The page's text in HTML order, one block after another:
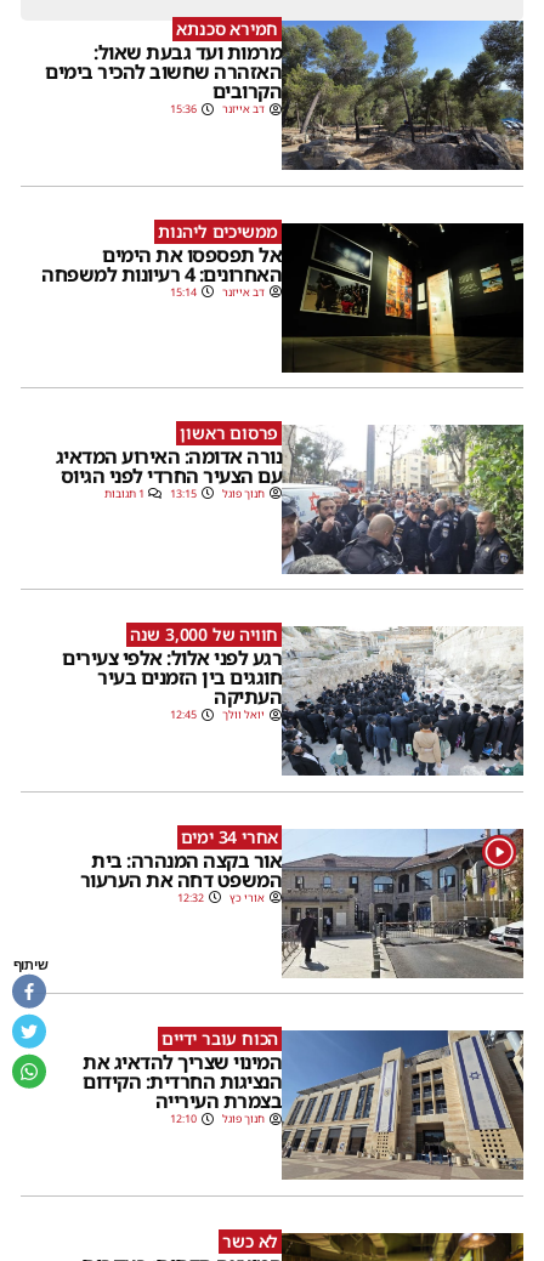
חמירא סכנתא
מרמות ועד גבעת שאול:
האזהרה שחשוב להכיר בימים
הקרובים
דב אייזנר 15:36
ממשיכים ליהנות
אל תפספסו את הימים
האחרונים: 4 רעיונות למשפחה
דב אייזנר 15:14
פרסום ראשון
נורה אדומה: האירוע המדאיג
עם הצעיר החרדי לפני הגיוס
חנוך פוגל 13:15 1 תגובות
חוויה של 3,000 שנה
רגע לפני אלול: אלפי צעירים
חוגגים בין הזמנים בעיר
העתיקה
יואל וולך 12:45
1 אחרי 34 ימים
אור בקצה המנהרה: בית
המשפט דחה את הערעור
אורי כץ 12:32
הכוח עובר ידיים
המינוי שצריך להדאיג את
הנציגות החרדית: הקידום
בצמרת העירייה
חנוך פוגל 12:10
לא כשר
שיתוף